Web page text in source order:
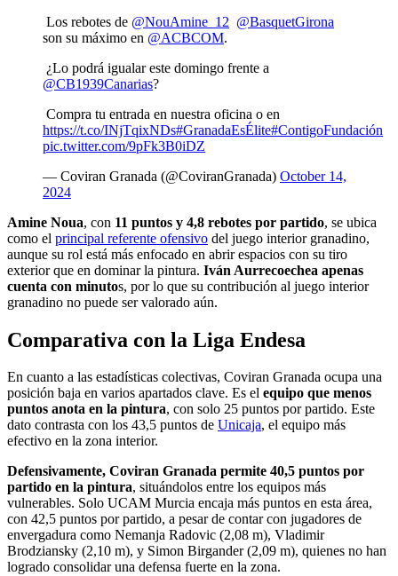
Los rebotes de @NouAmine_12 @BasquetGirona
son su máximo en @ACBCOM.
¿Lo podrá igualar este domingo frente a
@CB1939Canarias?
Compra tu entrada en nuestra oficina o en
https://t.co/INjTqixNDs#GranadaEsÉlite#ContigoFundación
pic.twitter.com/9pFk3B0iDZ
— Coviran Granada (@CoviranGranada) October 14,
2024
Amine Noua, con 11 puntos y 4,8 rebotes por partido, se ubica
como el principal referente ofensivo del juego interior granadino,
aunque su rol está más enfocado en abrir espacios con su tiro
exterior que en dominar la pintura. Iván Aurrecoechea apenas
cuenta con minutos, por lo que su contribución al juego interior
granadino no puede ser valorado aún.
Comparativa con la Liga Endesa
En cuanto a las estadísticas colectivas, Coviran Granada ocupa una
posición baja en varios apartados clave. Es el equipo que menos
puntos anota en la pintura, con solo 25 puntos por partido. Este
dato contrasta con los 43,5 puntos de Unicaja, el equipo más
efectivo en la zona interior.
Defensivamente, Coviran Granada permite 40,5 puntos por
partido en la pintura, situándolos entre los equipos más
vulnerables. Solo UCAM Murcia encaja más puntos en esta área,
con 42,5 puntos por partido, a pesar de contar con jugadores de
envergadura como Nemanja Radovic (2,08 m), Vladimir
Brodziansky (2,10 m), y Simon Birgander (2,09 m), quienes no han
logrado consolidar una defensa fuerte en la zona.